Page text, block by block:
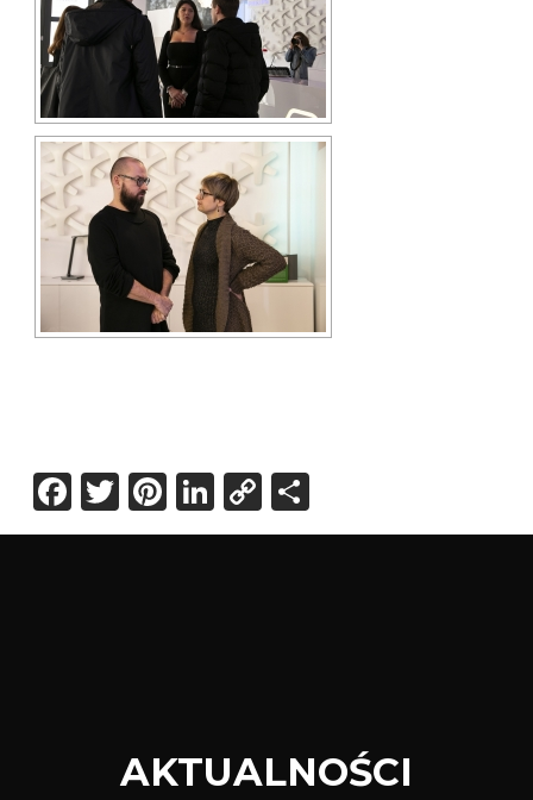
Facebook
Twitter
Pinterest
LinkedIn
Copy
Link
Share
AKTUALNOŚCI